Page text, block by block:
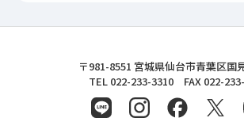
東北文化学園大学
〒981-8551 宮城県仙台市青葉区国
TEL 022-233-3310 FAX 022-